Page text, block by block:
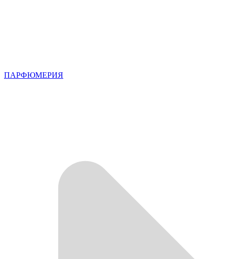
ПАРФЮМЕРИЯ